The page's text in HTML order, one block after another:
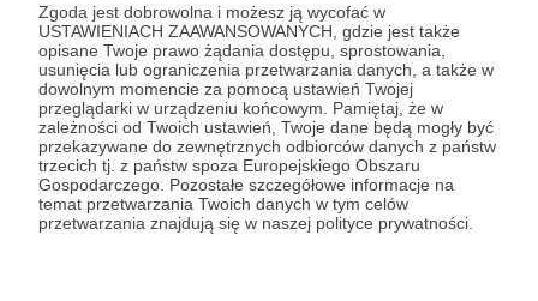
Zgoda jest dobrowolna i możesz ją wycofać w
USTAWIENIACH ZAAWANSOWANYCH, gdzie jest także
opisane Twoje prawo żądania dostępu, sprostowania,
usunięcia lub ograniczenia przetwarzania danych, a także w
dowolnym momencie za pomocą ustawień Twojej
przeglądarki w urządzeniu końcowym. Pamiętaj, że w
zależności od Twoich ustawień, Twoje dane będą mogły być
przekazywane do zewnętrznych odbiorców danych z państw
trzecich tj. z państw spoza Europejskiego Obszaru
Gospodarczego. Pozostałe szczegółowe informacje na
temat przetwarzania Twoich danych w tym celów
przetwarzania znajdują się w naszej polityce prywatności.
Dążenie do przekształcenia Krakowa w
miasto przyjazne zarówno ludziom jak i
zwierzętom, a także bardziej odporne na
zmiany klimatyczne. Miasto z dobrze
działającym transportem publicznym,
przyjazną infrastrukturą pieszo-rowerową i
przemyślanym planowaniem przestrzennym,
systematycznie zmniejszające dominację
samochodów.
1 000 zł
miesięcznie
645 zł
brakuje
35%
Wynajem siedziby, w której możemy
się spotykać, pracować i tworzyć
kosztuje nas 500 złotych
miesięcznie. Dzięki temu mamy
stabilne miejsce do "pracy",
50 zł
miesięcznie
Nie każdy wydatek
przewidzieć.
z konkretnym
o interwencję i